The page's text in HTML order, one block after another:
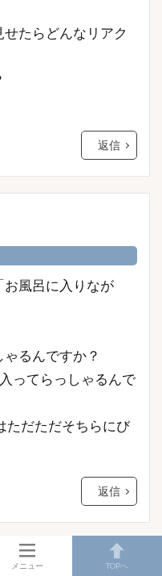
たらどんなリアク
返信
風呂に入りなが
るんですか？
ってらっしゃるんで
ただただそちらにび
返信
メニュー TOPへ